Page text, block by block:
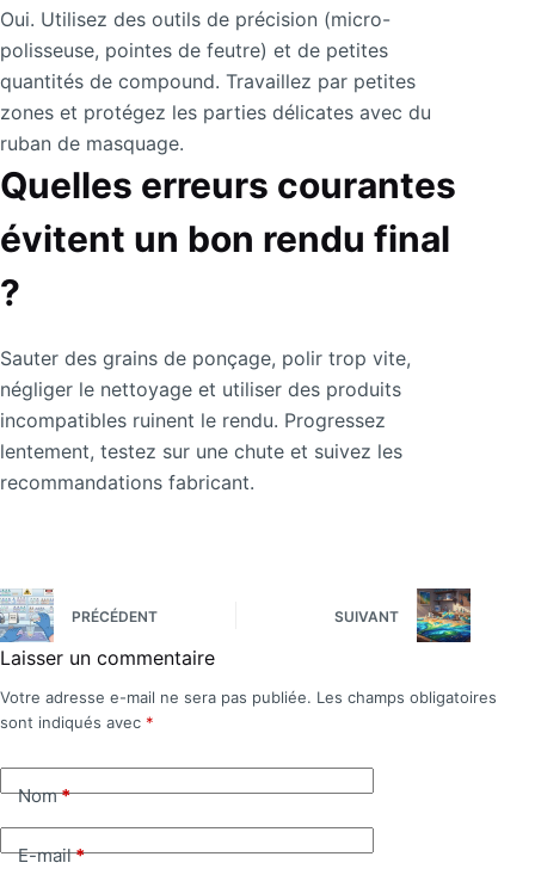
Oui. Utilisez des outils de précision (micro-
polisseuse, pointes de feutre) et de petites
quantités de compound. Travaillez par petites
zones et protégez les parties délicates avec du
ruban de masquage.
Quelles erreurs courantes
évitent un bon rendu final
?
Sauter des grains de ponçage, polir trop vite,
négliger le nettoyage et utiliser des produits
incompatibles ruinent le rendu. Progressez
lentement, testez sur une chute et suivez les
recommandations fabricant.
PRÉCÉDENT SUIVANT
Laisser un commentaire
Votre adresse e-mail ne sera pas publiée. Les champs obligatoires
sont indiqués avec *
Nom*
E-mail*